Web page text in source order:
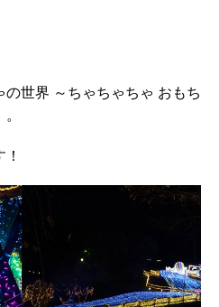
世界 ～ちゃちゃちゃ おもち